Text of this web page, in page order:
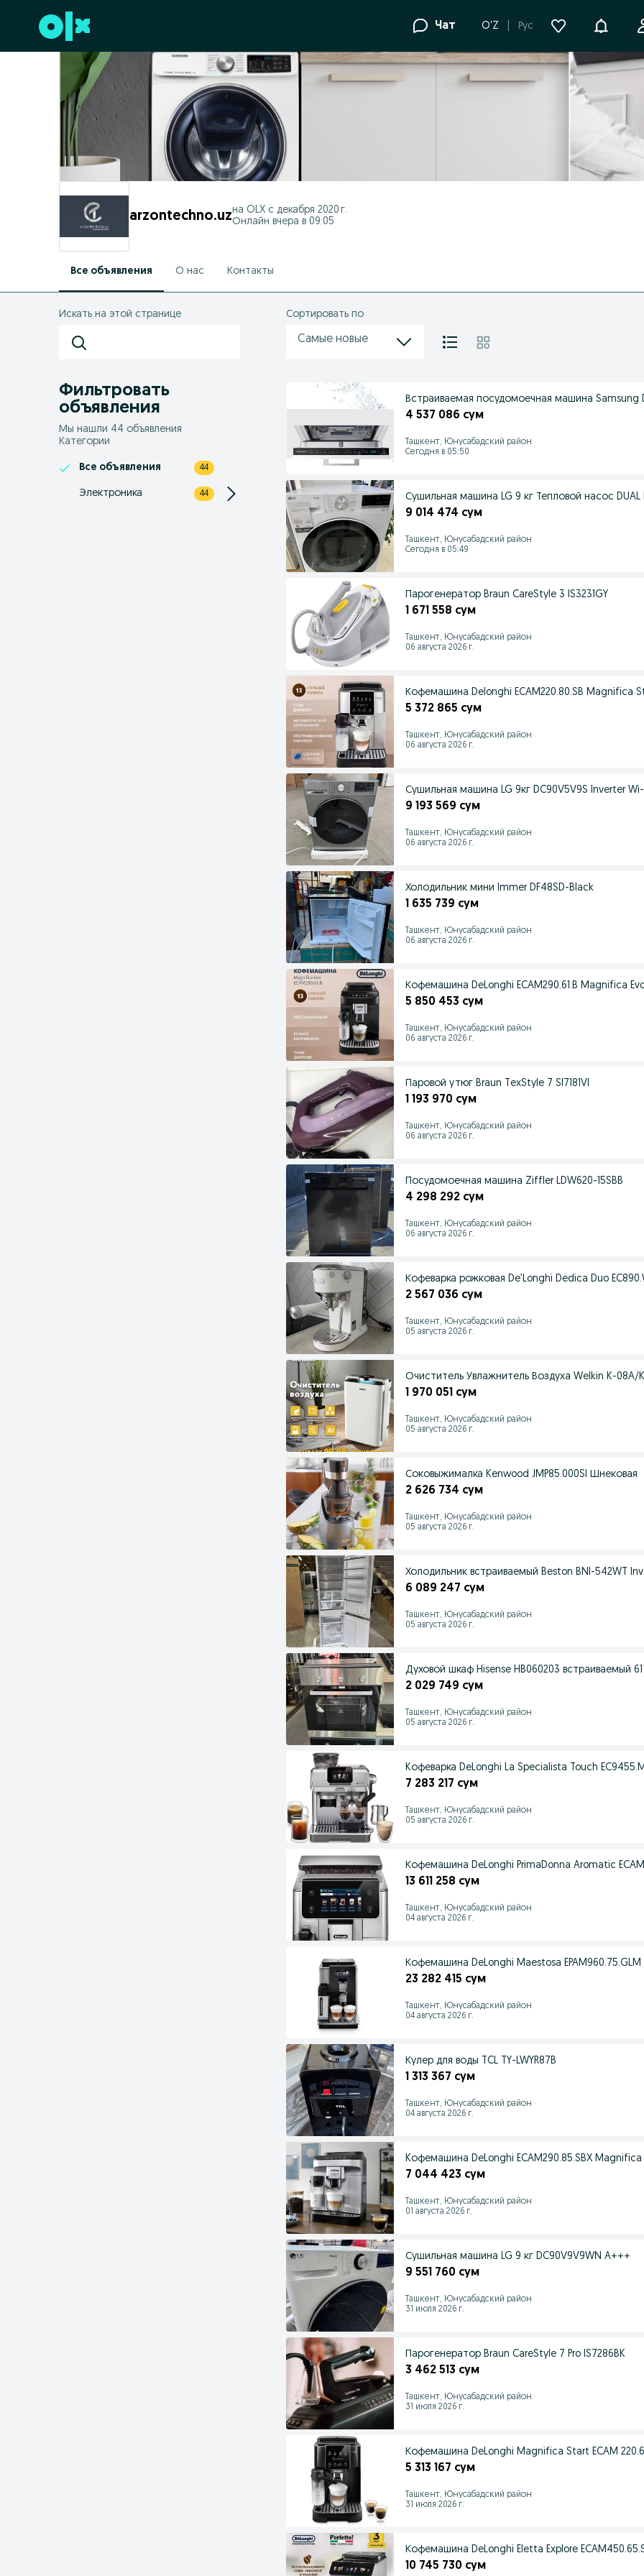
Перейти к нижнему колонтитулу Чат O'Z Рус
arzontechno.uzна OLX с декабря 2020 г.
Онлайн вчера в 09:05
Все объявления О нас Контакты
Искать на этой странице
Фильтровать
объявления
Мы нашли 44 объявления
Категории
Все объявления 44
Электроника 44
Сортировать по
Самые новые
Встраиваемая посудомоечная машина Samsung
4 537 086 сум
Ташкент, Юнусабадский район
Сегодня в 05:50
Сушильная машина LG 9 кг Тепловой насос DUAL
9 014 474 сум
Ташкент, Юнусабадский район
Сегодня в 05:49
Парогенератор Braun CareStyle 3 IS3231GY
1 671 558 сум
Ташкент, Юнусабадский район
06 августа 2026 г.
Кофемашина Delonghi ECAM220.80.SB Magnifica
5 372 865 сум
Ташкент, Юнусабадский район
06 августа 2026 г.
Сушильная машина LG 9кг DC90V5V9S Inverter
9 193 569 сум
Ташкент, Юнусабадский район
06 августа 2026 г.
Холодильник мини Immer DF48SD-Black
1 635 739 сум
Ташкент, Юнусабадский район
06 августа 2026 г.
Кофемашина DeLonghi ECAM290.61.B Magnifica
5 850 453 сум
Ташкент, Юнусабадский район
06 августа 2026 г.
Паровой утюг Braun TexStyle 7 SI7181VI
1 193 970 сум
Ташкент, Юнусабадский район
06 августа 2026 г.
Посудомоечная машина Ziffler LDW620-15SBB
4 298 292 сум
Ташкент, Юнусабадский район
06 августа 2026 г.
Кофеварка рожковая De’Longhi Dedica Duo
2 567 036 сум
Ташкент, Юнусабадский район
05 августа 2026 г.
Очиститель Увлажнитель Воздуха Welkin K-08A/
1 970 051 сум
Ташкент, Юнусабадский район
05 августа 2026 г.
Соковыжималка Kenwood JMP85.000SI Шнековая
2 626 734 сум
Ташкент, Юнусабадский район
05 августа 2026 г.
Холодильник встраиваемый Beston BNI-542WT
6 089 247 сум
Ташкент, Юнусабадский район
05 августа 2026 г.
Духовой шкаф Hisense HB060203 встраиваемый
2 029 749 сум
Ташкент, Юнусабадский район
05 августа 2026 г.
Kофеварка DeLonghi La Specialista Touch
7 283 217 сум
Ташкент, Юнусабадский район
05 августа 2026 г.
Кофемашина DeLonghi PrimaDonna Aromatic
13 611 258 сум
Ташкент, Юнусабадский район
04 августа 2026 г.
Кофемашина DeLonghi Maestosa EPAM960.75.GLM
23 282 415 сум
Ташкент, Юнусабадский район
04 августа 2026 г.
Кулер для воды TCL TY-LWYR87B
1 313 367 сум
Ташкент, Юнусабадский район
04 августа 2026 г.
Kофемашина DeLonghi ECAM290.85.SBX Magnifica
7 044 423 сум
Ташкент, Юнусабадский район
01 августа 2026 г.
Сушильная машина LG 9 кг DC90V9V9WN A+++
9 551 760 сум
Ташкент, Юнусабадский район
31 июля 2026 г.
Парогенератор Braun CareStyle 7 Pro IS7286BK
3 462 513 сум
Ташкент, Юнусабадский район
31 июля 2026 г.
Кофемашина DeLonghi Magnifica Start ECAM
5 313 167 сум
Ташкент, Юнусабадский район
31 июля 2026 г.
Кофемашина DeLonghi Eletta Explore
10 745 730 сум